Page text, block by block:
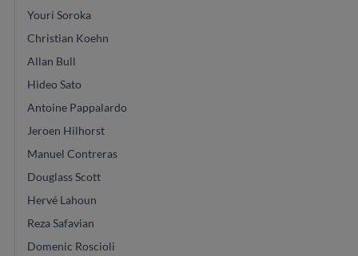
Youri Soroka
Christian Koehn
Allan Bull
Hideo Sato
Antoine Pappalardo
Jeroen Hilhorst
Manuel Contreras
Douglass Scott
Hervé Lahoun
Reza Safavian
Domenic Roscioli